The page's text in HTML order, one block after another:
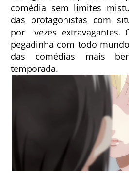
comédia sem limites
das protagonistas com
por vezes extravagantes.
pegadinha com todo
das comédias mais
temporada.